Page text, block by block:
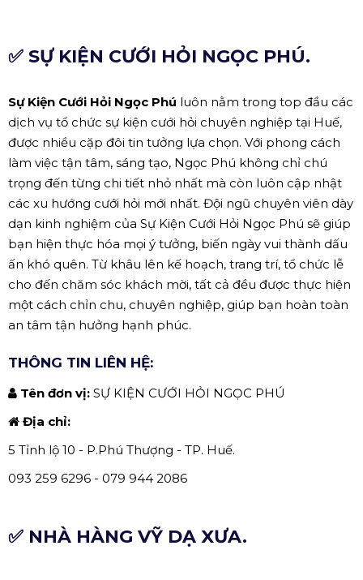
✅ SỰ KIỆN CƯỚI HỎI NGỌC PHÚ.
Sự Kiện Cưới Hỏi Ngọc Phú luôn nằm trong top đầu các
dịch vụ tổ chức sự kiện cưới hỏi chuyên nghiệp tại Huế,
được nhiều cặp đôi tin tưởng lựa chọn. Với phong cách
làm việc tận tâm, sáng tạo, Ngọc Phú không chỉ chú
trọng đến từng chi tiết nhỏ nhất mà còn luôn cập nhật
các xu hướng cưới hỏi mới nhất. Đội ngũ chuyên viên dày
dạn kinh nghiệm của Sự Kiện Cưới Hỏi Ngọc Phú sẽ giúp
bạn hiện thực hóa mọi ý tưởng, biến ngày vui thành dấu
ấn khó quên. Từ khâu lên kế hoạch, trang trí, tổ chức lễ
cho đến chăm sóc khách mời, tất cả đều được thực hiện
một cách chỉn chu, chuyên nghiệp, giúp bạn hoàn toàn
an tâm tận hưởng hạnh phúc.
THÔNG TIN LIÊN HỆ:
Tên đơn vị: SỰ KIỆN CƯỚI HỎI NGỌC PHÚ
Địa chỉ:
5 Tỉnh lộ 10 - P.Phú Thượng - TP. Huế.
093 259 6296 - 079 944 2086
✅ NHÀ HÀNG VỸ DẠ XƯA.